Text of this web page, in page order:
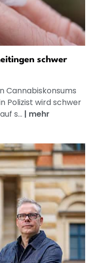
schwer
Cannabiskonsums
Polizist wird schwer
s... | mehr